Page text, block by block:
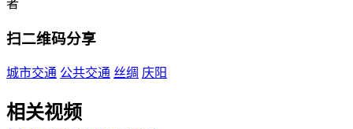
者
扫二维码分享
城市交通 公共交通 丝绸 庆阳
相关视频